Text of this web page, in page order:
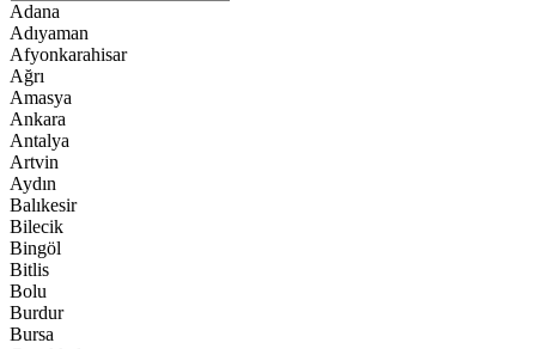
Adana
Adıyaman
Afyonkarahisar
Ağrı
Amasya
Ankara
Antalya
Artvin
Aydın
Balıkesir
Bilecik
Bingöl
Bitlis
Bolu
Burdur
Bursa